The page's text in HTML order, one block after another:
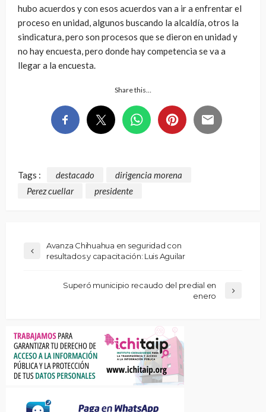
hubo acuerdos y con esos acuerdos van a ir a enfrentar el
proceso en unidad, algunos buscando la alcaldía, otros la
sindicatura, pero son procesos que se dieron en unidad y
no hay encuesta, pero donde hay competencia se va a
llegar a la encuesta.
Share this…
Tags : destacado
dirigencia morena
Perez cuellar
presidente
Avanza Chihuahua en seguridad con
resultados y capacitación: Luis Aguilar
Superó municipio recaudo del predial en
enero